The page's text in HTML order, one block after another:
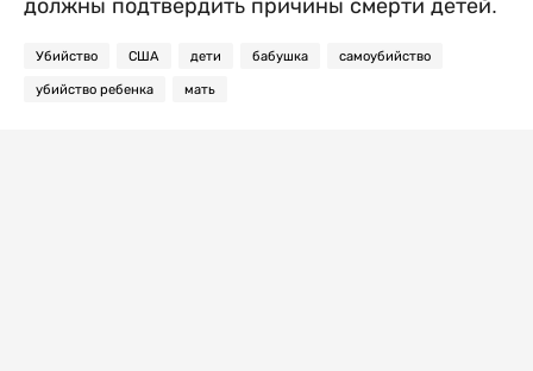
должны подтвердить причины смерти детей.
Убийство США дети бабушка самоубийство
убийство ребенка мать